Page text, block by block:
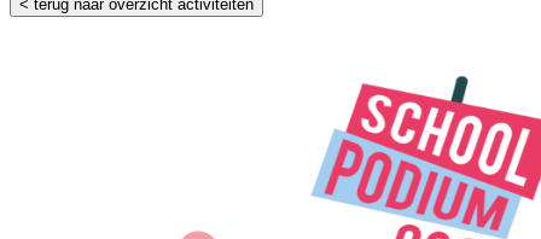
< terug naar overzicht activiteiten